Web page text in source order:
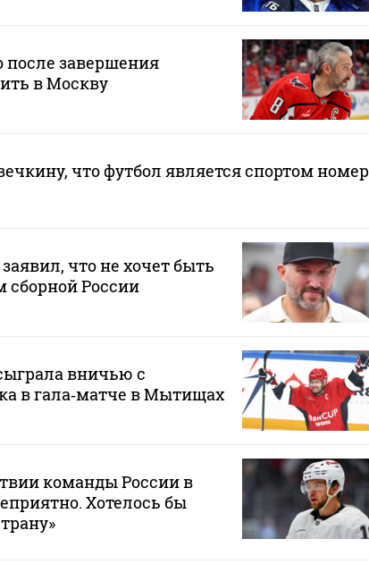
после завершения
в Москву
что футбол является спортом номер
что не хочет быть
России
вничью с
в гала‑матче в Мытищах
команды России в
Хотелось бы